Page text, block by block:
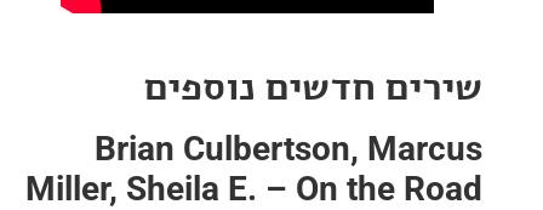
חדשים נוספים
Brian Culbertson,
Miller, Sheila E. – On the